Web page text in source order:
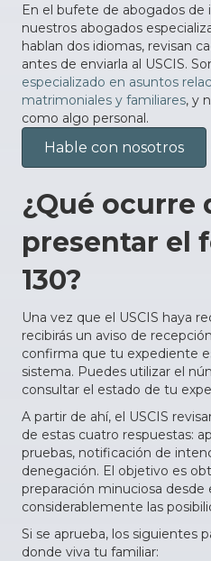
En el bufete de abogados de
nuestros abogados
hablan dos idiomas, revisan
antes de enviarla al USCIS.
especializado en asuntos
matrimoniales y familiares, y
como algo personal.
Hable con nosotros
¿Qué ocurre
presentar el
130?
Una vez que el USCIS haya
recibirás un aviso de
confirma que tu expediente
sistema. Puedes utilizar el
consultar el estado de tu
A partir de ahí, el USCIS
de estas cuatro respuestas:
pruebas, notificación de
denegación. El objetivo es
preparación minuciosa
considerablemente las
Si se aprueba, los siguientes
donde viva tu familiar: